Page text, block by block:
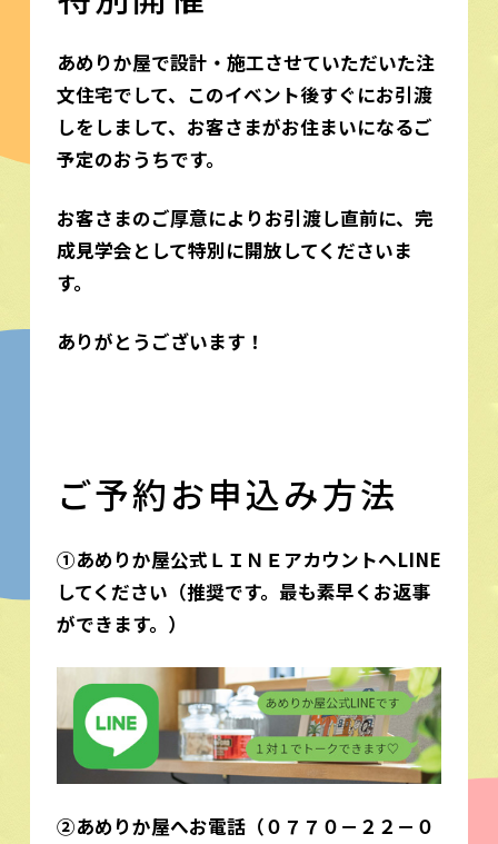
あめりか屋で設計・施工させていただいた注
文住宅でして、このイベント後すぐにお引渡
しをしまして、お客さまがお住まいになるご
予定のおうちです。
お客さまのご厚意によりお引渡し直前に、完
成見学会として特別に開放してくださいま
す。
ありがとうございます！
ご予約お申込み方法
①あめりか屋公式ＬＩＮＥアカウントへLINE
してください （推奨です。最も素早くお返事
ができます。）
②あめりか屋へお電話（０７７０－２２－０